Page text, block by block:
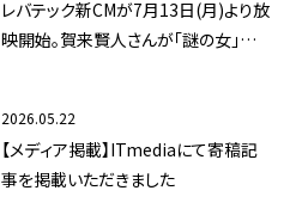
レバテック新CMが7月13日(月)より放
映開始。賀来賢人さんが「謎の女」八
2026.05.22
【メディア掲載】ITmediaにて寄稿記
事を掲載いただきました